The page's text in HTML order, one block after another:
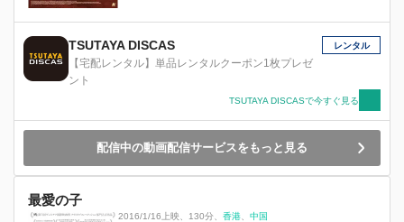
TSUTAYA DISCAS
【宅配レンタル】単品レンタルクーポン1枚プレゼ
ント
レンタル
TSUTAYA DISCASで今すぐ見る
配信中の動画配信サービスをもっと見る
最愛の子
2016/1/16上映 130分 香港
中国